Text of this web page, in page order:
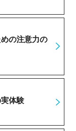
の注意力の
体験